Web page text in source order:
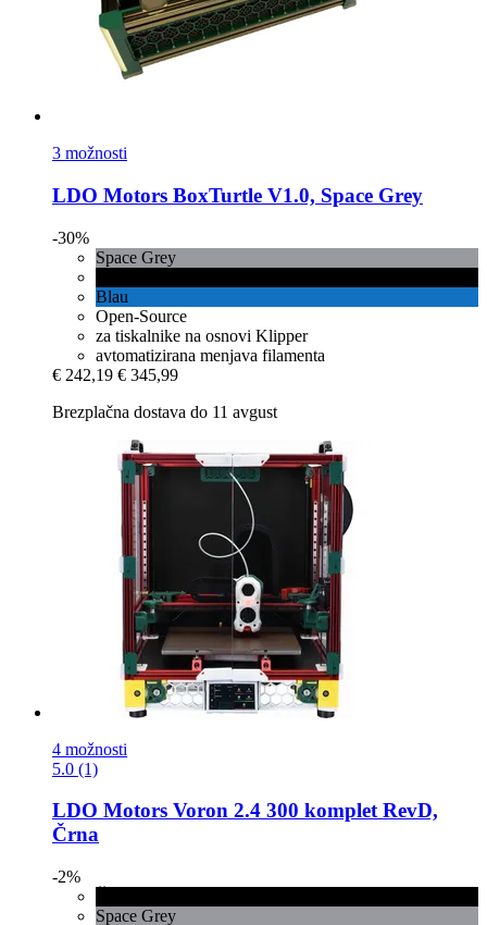
3 možnosti
LDO Motors BoxTurtle V1.0, Space Grey
-30%
Space Grey
Blau
Open-Source
za tiskalnike na osnovi Klipper
avtomatizirana menjava filamenta
€ 242,19 € 345,99
Brezplačna dostava do 11 avgust
4 možnosti
5.0 (1)
LDO Motors Voron 2.4 300 komplet RevD,
Črna
-2%
Space Grey